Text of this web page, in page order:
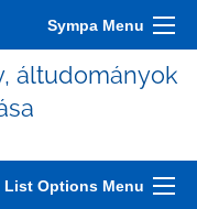
Sympa Menu
áltudományok
List Options Menu